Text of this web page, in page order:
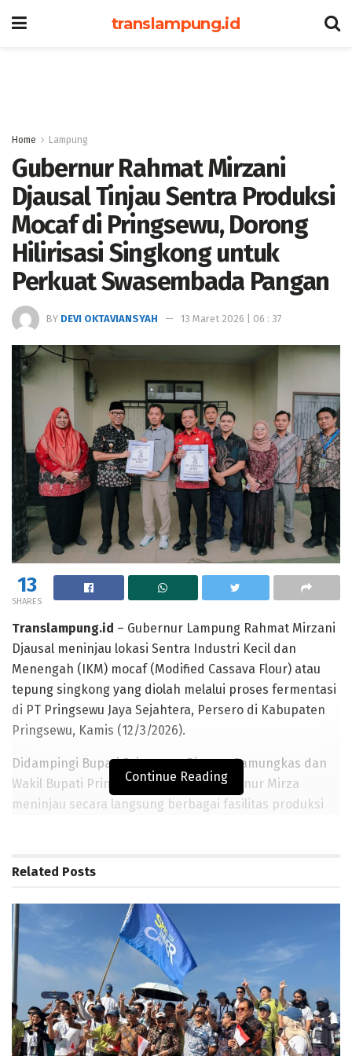
translampung.id
Home Lampung
Gubernur Rahmat Mirzani
Djausal Tinjau Sentra Produksi
Mocaf di Pringsewu, Dorong
Hilirisasi Singkong untuk
Perkuat Swasembada Pangan
BY DEVI OKTAVIANSYAH 13 Maret 2026 | 06 : 37
13
SHARES
Translampung.id – Gubernur Lampung Rahmat Mirzani
Djausal meninjau lokasi Sentra Industri Kecil dan
Menengah (IKM) mocaf (Modified Cassava Flour) atau
tepung singkong yang diolah melalui proses fermentasi
di PT Pringsewu Jaya Sejahtera, Persero di Kabupaten
Pringsewu, Kamis (12/3/2026).
Didampingi Bupati Pringsewu Riyanto Pamungkas dan
Wakil Bupati Pringsewu Umi Laila, Gubernur Mirza
meninjau secara langsung berbagai fasilitas produksi
dihasilkan dapat menjadi alternatif tepung sehat
Produk mocaf yang dihasilkan di sentra tersebut
memiliki standar kehalusan hingga mesh 80 dan siap
dipasarkan ke berbagai wilayah di Provinsi Lampung.
BACA JUGA
Lampung Membuka Babak Baru Pembangunan Berbasis
Data melalui Peluncuran Satelit Lampung-1 Berbasis AI
Continue Reading
Related Posts